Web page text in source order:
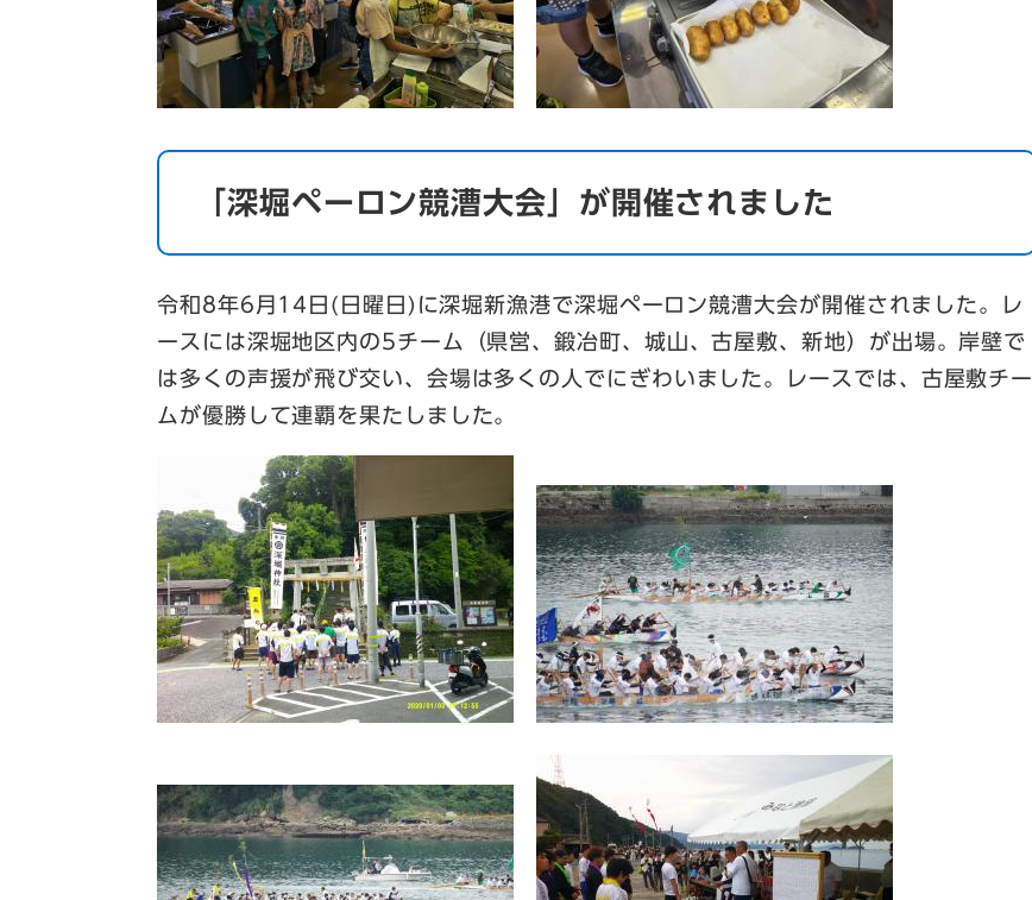
「深堀ペーロン競漕大会」が開催されました
令和8年6月14日(日曜日)に深堀新漁港で深堀ペーロン競漕大会が開催されました。レ
ースには深堀地区内の5チーム（県営、鍛冶町、城山、古屋敷、新地）が出場。岸壁で
は多くの声援が飛び交い、会場は多くの人でにぎわいました。レースでは、古屋敷チー
ムが優勝して連覇を果たしました。